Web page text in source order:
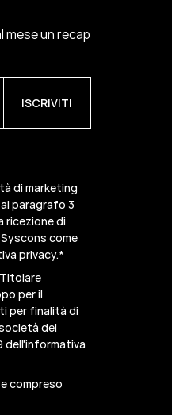
mese un recap
di marketing
paragrafo 3
ricezione di
come
privacy.*
per il
per finalità di
del
dell'informativa
compreso